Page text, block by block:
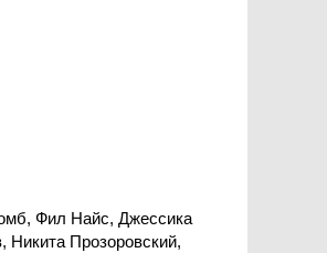
Фил Найс, Джессика
Прозоровский,